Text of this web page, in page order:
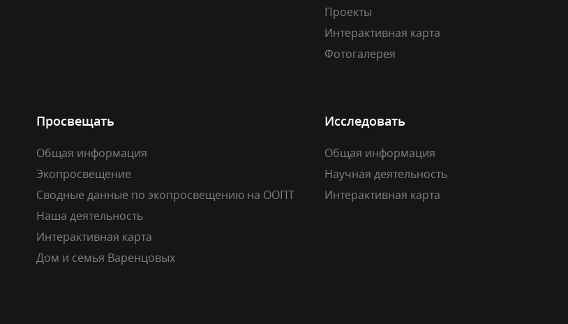
Проекты
Интерактивная карта
Фотогалерея
Просвещать
Общая информация
Экопросвещение
Сводные данные по экопросвещению на ООПТ
Наша деятельность
Интерактивная карта
Дом и семья Варенцовых
Исследовать
Общая информация
Научная деятельность
Интерактивная карта